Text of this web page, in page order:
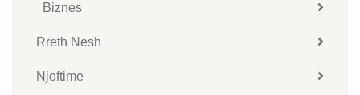
Biznes
Rreth Nesh
Njoftime